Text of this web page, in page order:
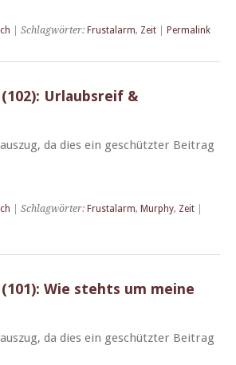
| Schlagwörter: Frustalarm, Zeit Permalink
Urlaubsreif &
da dies ein geschützter Beitrag
| Schlagwörter: Frustalarm, Murphy, Zeit
Wie stehts um meine
da dies ein geschützter Beitrag